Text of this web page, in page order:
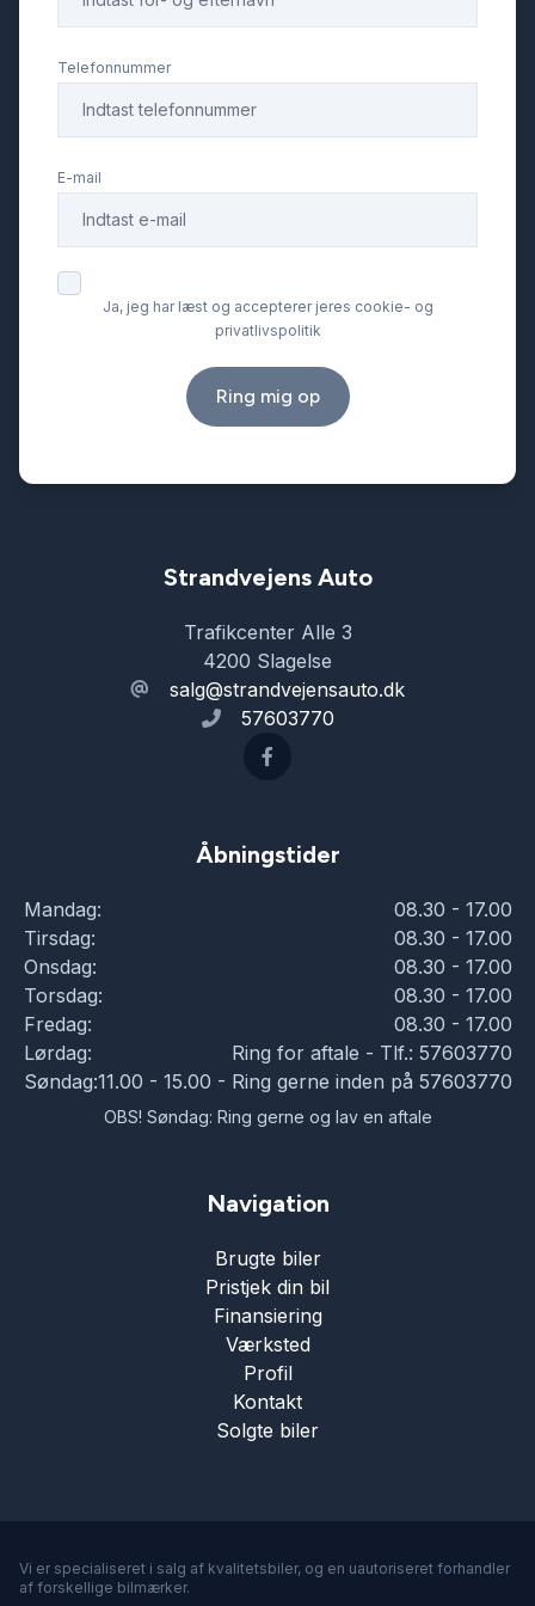
Sædevarme
Tagræling
USB tilslutning
Telefonnummer
E-mail
Ja, jeg har læst og accepterer jeres cookie- og
privatlivspolitik
Ring mig op
Strandvejens Auto
Trafikcenter Alle 3
4200 Slagelse
salg@strandvejensauto.dk
57603770
Åbningstider
Mandag:
08.30 - 17.00
Tirsdag:
08.30 - 17.00
Onsdag:
08.30 - 17.00
Torsdag:
08.30 - 17.00
Fredag:
08.30 - 17.00
Lørdag:
Ring for aftale - Tlf.: 57603770
Søndag:11.00 - 15.00 - Ring gerne inden på 57603770
OBS! Søndag: Ring gerne og lav en aftale
Navigation
Brugte biler
Pristjek din bil
Finansiering
Værksted
Profil
Kontakt
Solgte biler
Vi er specialiseret i salg af kvalitetsbiler, og en uautoriseret forhandler
af forskellige bilmærker.